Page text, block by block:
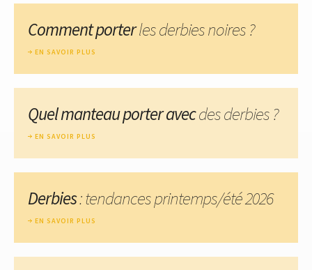
Comment porterles derbies noires ?
EN SAVOIR PLUS
Quel manteau porter avecdes derbies ?
EN SAVOIR PLUS
Derbies: tendances printemps/été 2026
EN SAVOIR PLUS